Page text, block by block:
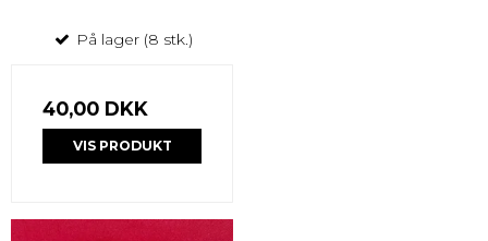
På lager (8 stk.)
40,00 DKK
VIS PRODUKT